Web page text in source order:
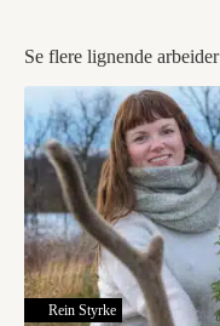
Se flere lignende arbeider
Rein Styrke